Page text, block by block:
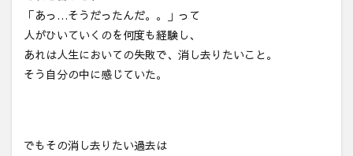
「あっ…そうだったんだ。。」って
人がひいていくのを何度も経験し、
あれは人生においての失敗で、消し去りたいこと。
そう自分の中に感じていた。
でもその消し去りたい過去は